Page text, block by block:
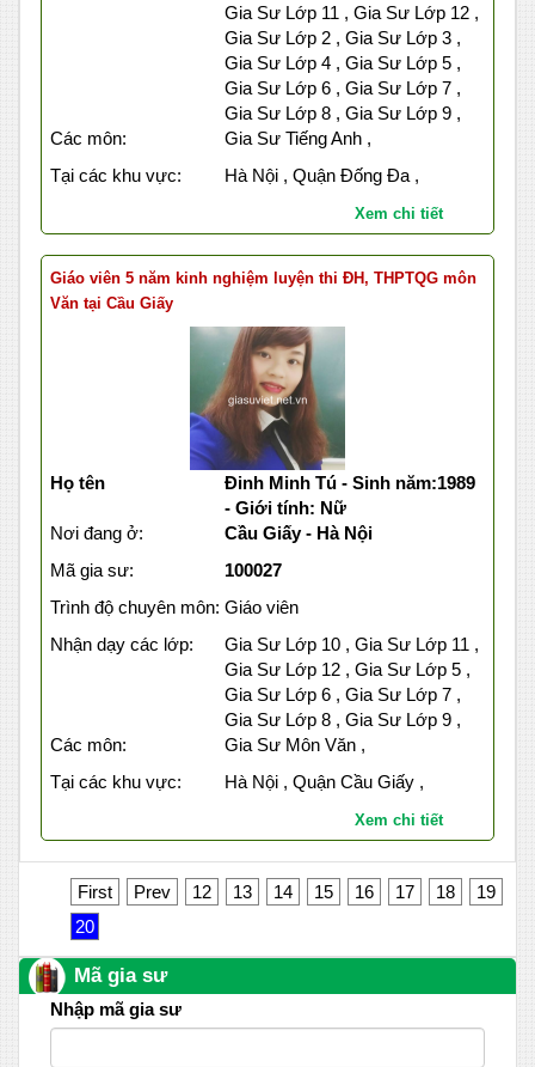
Gia Sư Lớp 11 , Gia Sư Lớp 12 ,
Gia Sư Lớp 2 , Gia Sư Lớp 3 ,
Gia Sư Lớp 4 , Gia Sư Lớp 5 ,
Gia Sư Lớp 6 , Gia Sư Lớp 7 ,
Gia Sư Lớp 8 , Gia Sư Lớp 9 ,
Các môn:
Gia Sư Tiếng Anh ,
Tại các khu vực:
Hà Nội , Quận Đống Đa ,
Xem chi tiết
Giáo viên 5 năm kinh nghiệm luyện thi ĐH, THPTQG môn
Văn tại Cầu Giấy
Họ tên
Đinh Minh Tú - Sinh năm:1989
- Giới tính: Nữ
Nơi đang ở:
Cầu Giấy - Hà Nội
Mã gia sư:
100027
Trình độ chuyên môn: Giáo viên
Nhận dạy các lớp:
Gia Sư Lớp 10 , Gia Sư Lớp 11 ,
Gia Sư Lớp 12 , Gia Sư Lớp 5 ,
Gia Sư Lớp 6 , Gia Sư Lớp 7 ,
Gia Sư Lớp 8 , Gia Sư Lớp 9 ,
Các môn:
Gia Sư Môn Văn ,
Tại các khu vực:
Hà Nội , Quận Cầu Giấy ,
Xem chi tiết
First Prev 12 13 14 15 16 17 18
19
20
Mã gia sư
Nhập mã gia sư